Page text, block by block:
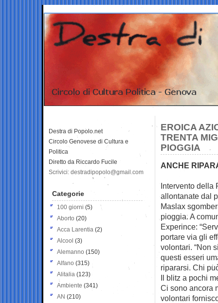
EROICA
TRENTA
PIOGGIA
ANCHE
Intervento della
allontanate dal
Maslax
pioggia. A
Experince:
portare via gli
volontari. “Non
questi esseri
ripararsi. Chi
Il blitz a pochi
Ci sono ancora
volontari
Destra di Popolo.net
Circolo Genovese di Cultura e
Politica
Diretto da Riccardo Fucile
Scrivici: destradipopolo@gmail.com
Categorie
100 giorni (5)
Aborto (20)
Acca Larentia (2)
Alcool (3)
Alemanno (150)
Alfano (315)
Alitalia (123)
Ambiente (341)
AN (210)